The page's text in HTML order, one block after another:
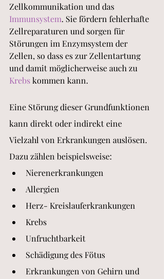
Zellkommunikation und das
Immunsystem. Sie fördern fehlerhafte
Zellreparaturen und sorgen für
Störungen im Enzymsystem der
Zellen, so dass es zur Zellentartung
und damit möglicherweise auch zu
Krebs kommen kann.
Eine Störung dieser Grundfunktionen
kann direkt oder indirekt eine
Vielzahl von Erkrankungen auslösen.
Dazu zählen beispielsweise:
Nierenerkrankungen
Allergien
Herz- Kreislauferkrankungen
Krebs
Unfruchtbarkeit
Schädigung des Fötus
Erkrankungen von Gehirn und